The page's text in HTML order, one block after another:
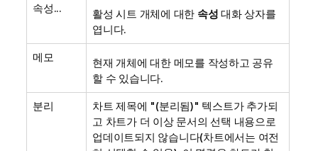
속성... 활성 시트 개체에 대한 속성 대화 상자를
엽니다.
메모
현재 개체에 대한 메모를 작성하고 공유
할 수 있습니다.
분리
차트 제목에 "(분리됨)" 텍스트가 추가되
고 차트가 더 이상 문서의 선택 내용으로
업데이트되지 않습니다(차트에서는 여전